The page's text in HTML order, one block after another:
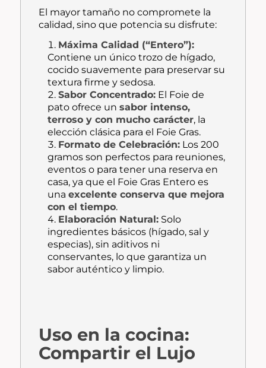
El mayor tamaño no compromete la
calidad, sino que potencia su disfrute:
Máxima Calidad (“Entero”):
Contiene un único trozo de hígado,
cocido suavemente para preservar su
textura firme y sedosa.
Sabor Concentrado: El Foie de
pato ofrece unsabor intenso,
terroso y con mucho carácter, la
elección clásica para el Foie Gras.
Formato de Celebración: Los 200
gramos son perfectos para reuniones,
eventos o para tener una reserva en
casa, ya que el Foie Gras Entero es
unaexcelente conserva que mejora
con el tiempo.
Elaboración Natural: Solo
ingredientes básicos (hígado, sal y
especias), sin aditivos ni
conservantes, lo que garantiza un
sabor auténtico y limpio.
Uso en la cocina:
Compartir el Lujo